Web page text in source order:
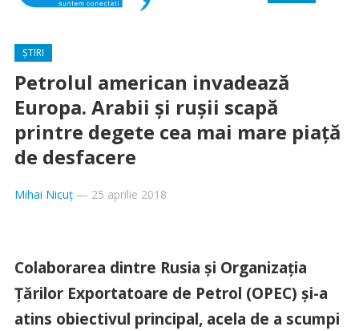
ȘTIRI
Petrolul american invadează
Europa. Arabii şi ruşii scapă
printre degete cea mai mare piaţă
de desfacere
Mihai Nicuț— 25 aprilie 2018
Colaborarea dintre Rusia şi Organizaţia
Ţărilor Exportatoare de Petrol (OPEC) şi-a
atins obiectivul principal, acela de a scumpi